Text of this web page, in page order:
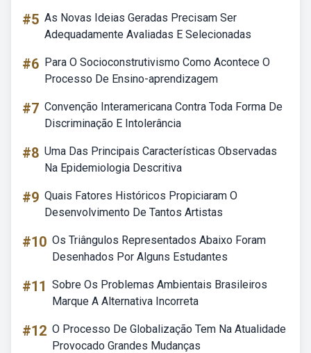
#5 As Novas Ideias Geradas Precisam Ser
Adequadamente Avaliadas E Selecionadas
#6 Para O Socioconstrutivismo Como Acontece O
Processo De Ensino-aprendizagem
#7 Convenção Interamericana Contra Toda Forma De
Discriminação E Intolerância
#8 Uma Das Principais Características Observadas
Na Epidemiologia Descritiva
#9 Quais Fatores Históricos Propiciaram O
Desenvolvimento De Tantos Artistas
#10 Os Triângulos Representados Abaixo Foram
Desenhados Por Alguns Estudantes
#11 Sobre Os Problemas Ambientais Brasileiros
Marque A Alternativa Incorreta
#12 O Processo De Globalização Tem Na Atualidade
Provocado Grandes Mudanças